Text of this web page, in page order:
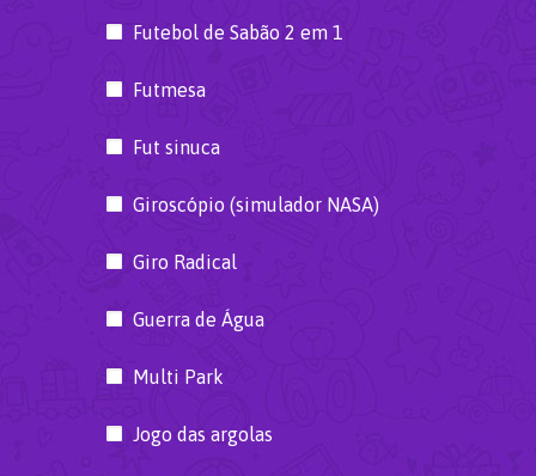
Futebol de Sabão 2 em 1
Futmesa
Fut sinuca
Giroscópio (simulador NASA)
Giro Radical
Guerra de Água
Multi Park
Jogo das argolas